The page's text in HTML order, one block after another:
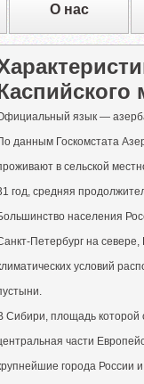
О нас
язык —
данным Госкомстата
в сельской
год, средняя
населения
Петербург на севере,
условий
Сибири, площадь которой
части
города России